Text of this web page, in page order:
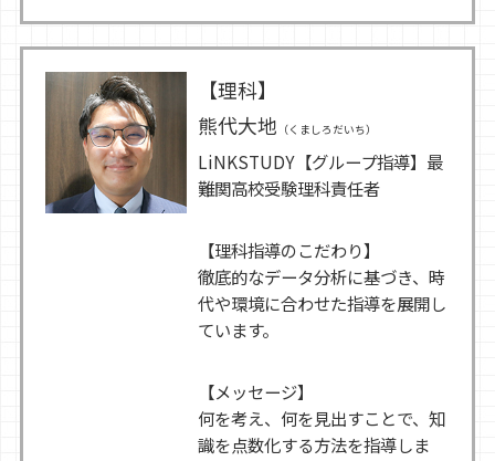
【理科】
熊代大地 （くましろだいち）
LiNKSTUDY【グループ指導】最
難関高校受験理科責任者
【理科指導のこだわり】
徹底的なデータ分析に基づき、時
代や環境に合わせた指導を展開し
ています。
【メッセージ】
何を考え、何を見出すことで、知
識を点数化する方法を指導しま